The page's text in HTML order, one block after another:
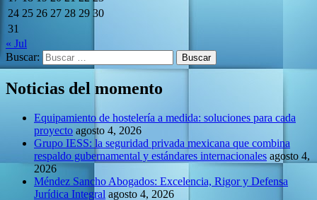
24 25 26 27 28 29 30
31
« Jul
Buscar:
Noticias del momento
Equipamiento de hostelería a medida: soluciones para cada
proyecto agosto 4, 2026
Grupo IESS: la seguridad privada mexicana que combina
respaldo gubernamental y estándares internacionales agosto 4,
2026
Méndez Sancho Abogados: Excelencia, Rigor y Defensa
Jurídica Integral agosto 4, 2026